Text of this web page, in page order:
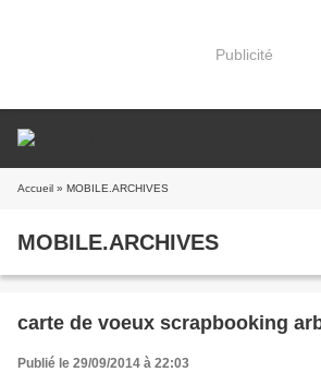
Publicité
Accueil » MOBILE.ARCHIVES
MOBILE.ARCHIVES
carte de voeux scrapbooking
Publié le 29/09/2014 à 22:03